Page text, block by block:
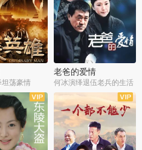
荡豪情
老爸的爱情
何冰演绎退伍老兵的生活
全36集